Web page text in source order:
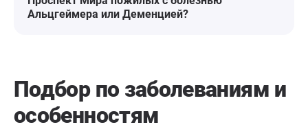
Альцгеймера или Деменцией?
Подбор по заболеваниям и
особенностям